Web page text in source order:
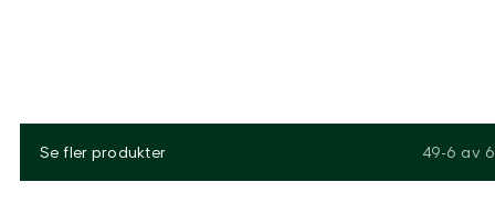
Se fler produkter 49-6 av 6